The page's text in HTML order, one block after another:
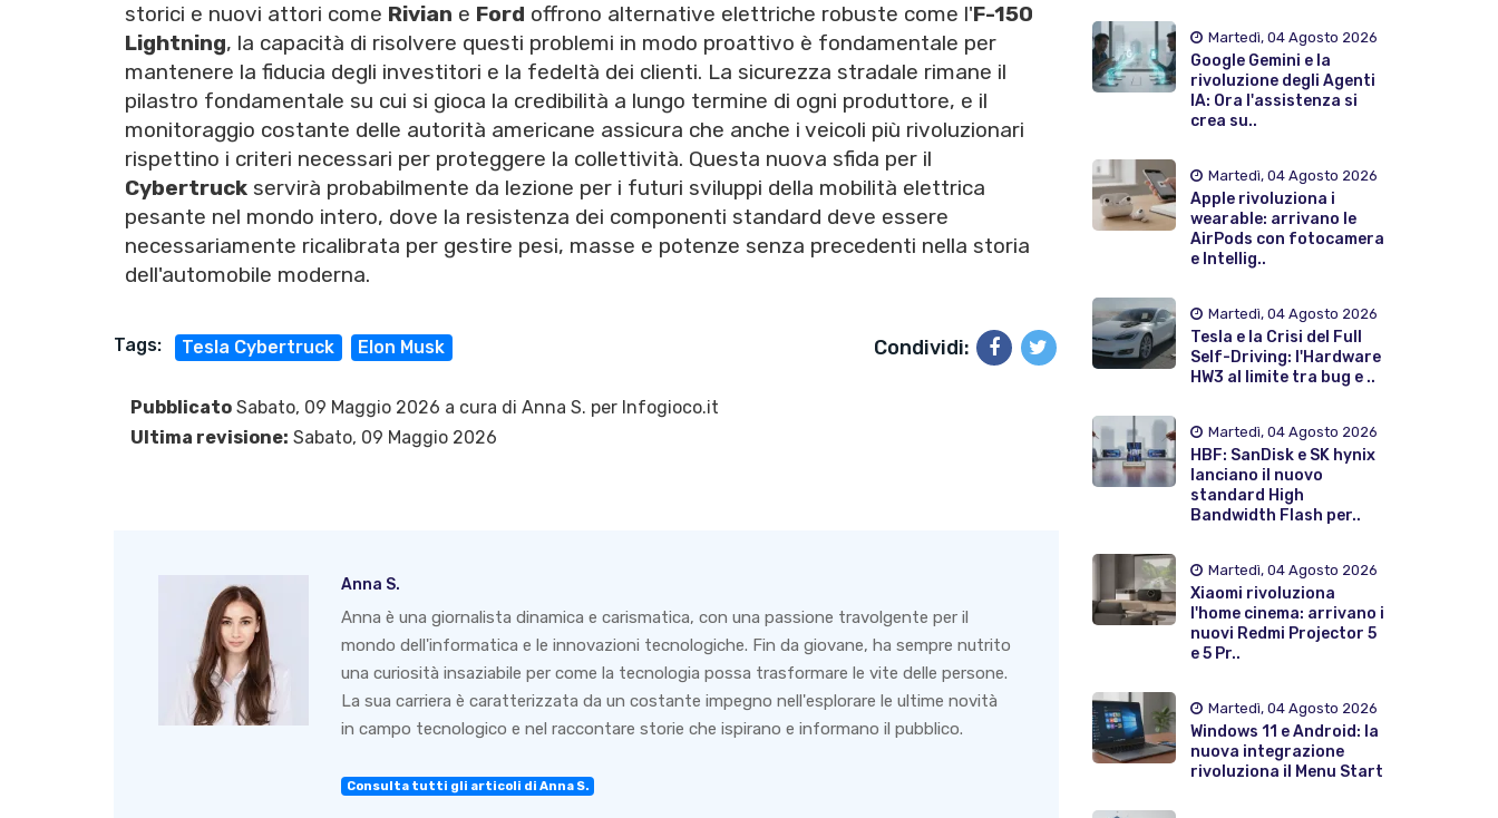
storici e nuovi attori come Rivian e Ford offrono alternative elettriche robuste come l'F-150
Lightning, la capacità di risolvere questi problemi in modo proattivo è fondamentale per
mantenere la fiducia degli investitori e la fedeltà dei clienti. La sicurezza stradale rimane il
pilastro fondamentale su cui si gioca la credibilità a lungo termine di ogni produttore, e il
monitoraggio costante delle autorità americane assicura che anche i veicoli più rivoluzionari
rispettino i criteri necessari per proteggere la collettività. Questa nuova sfida per il
Cybertruck servirà probabilmente da lezione per i futuri sviluppi della mobilità elettrica
pesante nel mondo intero, dove la resistenza dei componenti standard deve essere
necessariamente ricalibrata per gestire pesi, masse e potenze senza precedenti nella storia
dell'automobile moderna.
Tags: Tesla Cybertruck Elon Musk Condividi:
Pubblicato Sabato, 09 Maggio 2026 a cura di Anna S. per Infogioco.it
Ultima revisione: Sabato, 09 Maggio 2026
Anna S.
Anna è una giornalista dinamica e carismatica, con una passione travolgente per il
mondo dell'informatica e le innovazioni tecnologiche. Fin da giovane, ha sempre nutrito
una curiosità insaziabile per come la tecnologia possa trasformare le vite delle persone.
La sua carriera è caratterizzata da un costante impegno nell'esplorare le ultime novità
in campo tecnologico e nel raccontare storie che ispirano e informano il pubblico.
Consulta tutti gli articoli di Anna S.
Martedì, 04 Agosto 2026
Google Gemini e la
rivoluzione degli Agenti
IA: Ora l'assistenza si
crea su..
Martedì, 04 Agosto 2026
Apple rivoluziona i
wearable: arrivano le
AirPods con fotocamera
e Intellig..
Martedì, 04 Agosto 2026
Tesla e la Crisi del Full
Self-Driving: l'Hardware
HW3 al limite tra bug e ..
Martedì, 04 Agosto 2026
HBF: SanDisk e SK hynix
lanciano il nuovo
standard High
Bandwidth Flash per..
Martedì, 04 Agosto 2026
Xiaomi rivoluziona
l'home cinema: arrivano i
nuovi Redmi Projector 5
e 5 Pr..
Martedì, 04 Agosto 2026
Windows 11 e Android: la
nuova integrazione
rivoluziona il Menu Start